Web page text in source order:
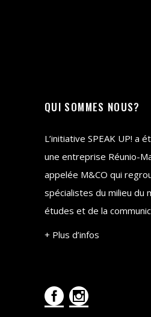
QUI SOMMES NOUS?
L’initiative SPEAK UP! a
une entreprise Réunio-
appelée M&CO qui
spécialistes du milieu du
études et de la
+ Plus d’infos